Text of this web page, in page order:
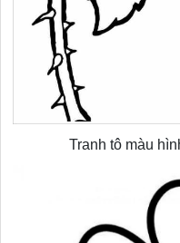
Tranh tô màu